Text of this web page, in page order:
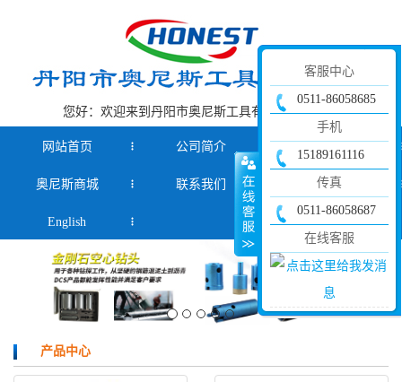
您好：欢迎来到丹阳市奥尼斯工具有限公司官网！
网站首页 公司简介
奥尼斯商城 联系我们 新闻资讯
English
产品中心
客服中心
0511-86058685
手机
15189161116
传真
0511-86058687
在线客服